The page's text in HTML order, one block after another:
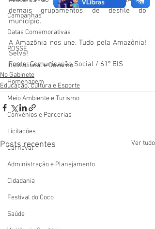
Campanhas
Datas Comemorativas
POSSE
Institucional e Governo
Homenagem
Meio Ambiente e Turismo
Convênios e Parcerias
Licitações
Carnaval
Administração e Planejamento
Cidadania
Festival do Coco
Saúde
demais grupamentos de desfile do
município.
A Amazônia nos une. Tudo pela Amazônia!
Selva!
Fonte: Comunicação Social / 61º BIS
No Gabinete
Educação, Cultura e Esporte
Posts recentes Ver tudo